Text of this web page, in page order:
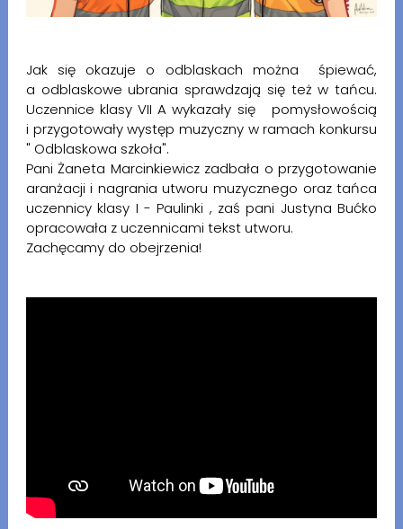
Jak się okazuje o odblaskach można śpiewać,
a odblaskowe ubrania sprawdzają się też w tańcu.
Uczennice klasy VII A wykazały się pomysłowością
i przygotowały występ muzyczny w ramach konkursu
" Odblaskowa szkoła".
Pani Żaneta Marcinkiewicz zadbała o przygotowanie
aranżacji i nagrania utworu muzycznego oraz tańca
uczennicy klasy I - Paulinki , zaś pani Justyna Bućko
opracowała z uczennicami tekst utworu.
Zachęcamy do obejrzenia!